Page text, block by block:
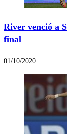
River venció a
final
01/10/2020